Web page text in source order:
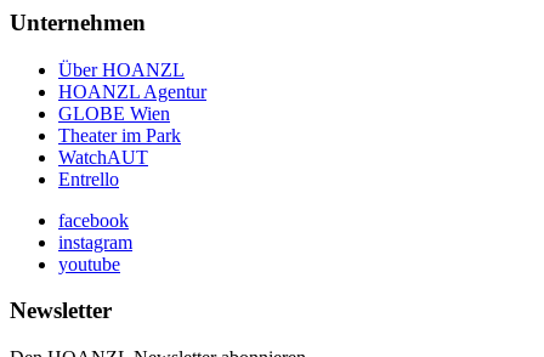
Unternehmen
Über HOANZL
HOANZL Agentur
GLOBE Wien
Theater im Park
WatchAUT
Entrello
facebook
instagram
youtube
Newsletter